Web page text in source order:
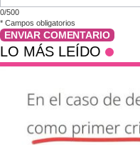
0/500
* Campos obligatorios
ENVIAR COMENTARIO
LO MÁS LEÍDO